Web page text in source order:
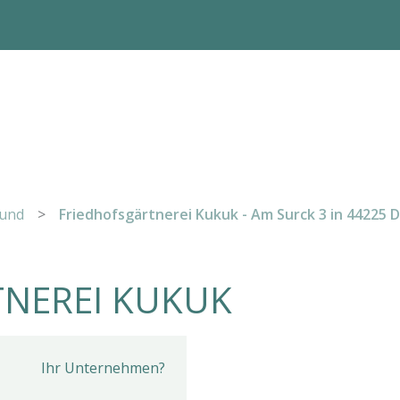
> Friedhofsgärtnerei Kukuk - Am Surck 3 in 44225
KUKUK
Ihr Unternehmen?